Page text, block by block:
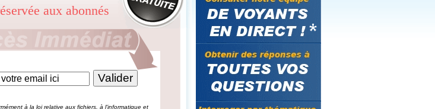
aux abonnés
à la loi relative aux fichiers, à l'informatique et